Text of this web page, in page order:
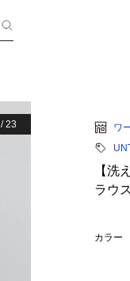
/23
ワ
【洗
ラウス
カラー